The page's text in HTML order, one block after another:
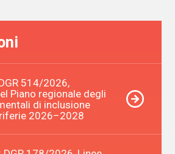
514/2026,
Piano regionale degli
di inclusione
2026–2028